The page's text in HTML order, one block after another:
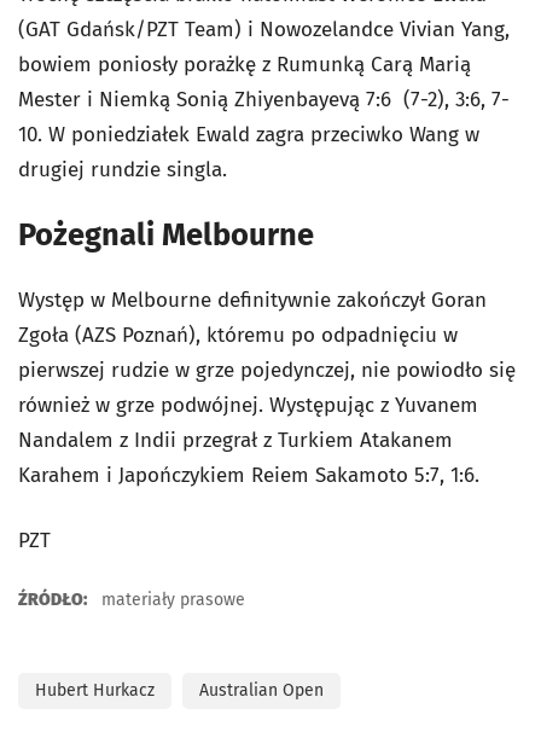
(GAT Gdańsk/PZT Team) i Nowozelandce Vivian Yang,
bowiem poniosły porażkę z Rumunką Carą Marią
Mester i Niemką Sonią Zhiyenbayevą 7:6 (7-2), 3:6, 7-
10. W poniedziałek Ewald zagra przeciwko Wang w
drugiej rundzie singla.
Pożegnali Melbourne
Występ w Melbourne definitywnie zakończył Goran
Zgoła (AZS Poznań), któremu po odpadnięciu w
pierwszej rudzie w grze pojedynczej, nie powiodło się
również w grze podwójnej. Występując z Yuvanem
Nandalem z Indii przegrał z Turkiem Atakanem
Karahem i Japończykiem Reiem Sakamoto 5:7, 1:6.
PZT
ŹRÓDŁO: materiały prasowe
Hubert Hurkacz Australian Open